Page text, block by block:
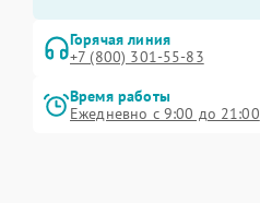
Горячая линия
+7 (800) 301-55-83
Время работы
Ежедневно с 9:00 до 21:00